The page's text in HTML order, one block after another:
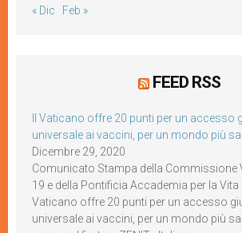
« Dic Feb »
FEED RSS
Il Vaticano offre 20 punti per un accesso
universale ai vaccini, per un mondo più
Dicembre 29, 2020
Comunicato Stampa della Commissione
19 e della Pontificia Accademia per la Vita
Vaticano offre 20 punti per un accesso
universale ai vaccini, per un mondo più